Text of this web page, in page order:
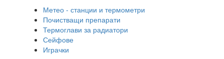
Метео - станции и термометри
Почистващи препарати
Термоглави за радиатори
Сейфове
Играчки